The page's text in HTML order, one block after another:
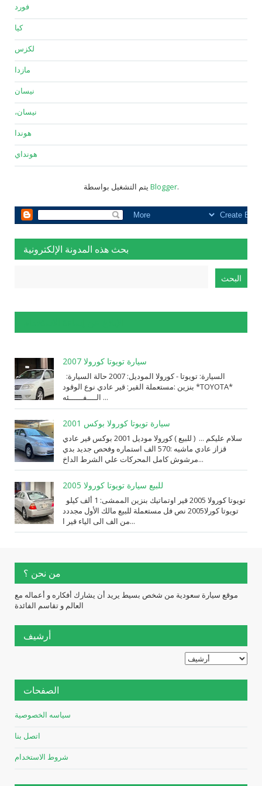
فورد
كيا
لكزس
مازدا
نيسان
نيسان،
هوندا
هونداي
Blogger.
بحث هذه المدونة الإلكترونية
سيارة تويوتا كورولا 2007
⁨مستعملة⁩ القير: ⁨قير عادي⁩ نوع الوقود: ⁨بنزين⁩ *TOYOTA*
الــــفــــــئه ...
سيارة تويوتا كورولا بوكس 2001
سلام عليكم ... ( للبيع ) كورولا موديل 2001 بوكس قير عادي
قزاز عادي ماشيه :570 الف استماره وفحص جديد بدي
مرشوش كامل المحركات علي الشرط الداخ...
للبيع سيارة تويوتا كورولا 2005
تويوتا كورلا2005 نص فل مستعملة للبيع مالك الأول مجددد
من الف الى الياء قير ا...
من نحن ؟
موقع سيارة سعودية من شخص بسيط يريد أن يشارك أفكاره و أعماله مع
العالم و تقاسم الفائدة
أرشيف
الصفحات
سياسه الخصوصية
اتصل بنا
شروط الاستخدام